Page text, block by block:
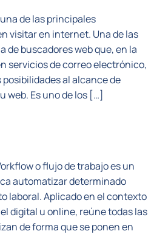
de las principales
visitar en internet. Una de las
de buscadores web que, en la
servicios de correo electrónico,
al alcance de
web. Es uno de los […]
o flujo de trabajo es un
automatizar determinado
laboral. Aplicado en el contexto
digital u online, reúne todas las
de forma que se ponen en